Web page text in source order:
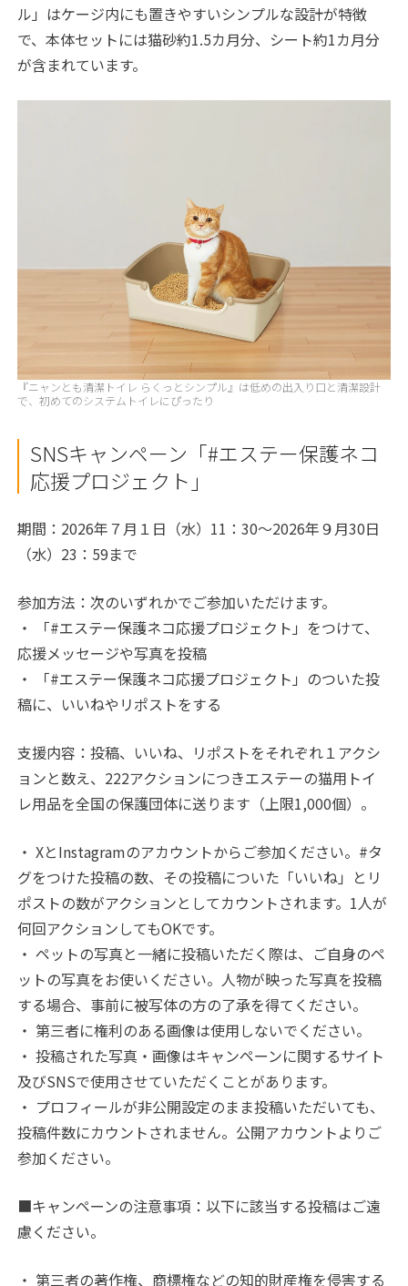
ル」はケージ内にも置きやすいシンプルな設計が特徴
で、本体セットには猫砂約1.5カ月分、シート約1カ月分
が含まれています。
『ニャンとも清潔トイレ らくっとシンプル』は低めの出入り口と清潔設計
で、初めてのシステムトイレにぴったり
SNSキャンペーン「#エステー保護ネコ
応援プロジェクト」
期間：2026年７月１日（水）11：30～2026年９月30日
（水）23：59まで
参加方法：次のいずれかでご参加いただけます。
・ 「#エステー保護ネコ応援プロジェクト」をつけて、
応援メッセージや写真を投稿
・ 「#エステー保護ネコ応援プロジェクト」のついた投
稿に、いいねやリポストをする
支援内容：投稿、いいね、リポストをそれぞれ１アクシ
ョンと数え、222アクションにつきエステーの猫用トイ
レ用品を全国の保護団体に送ります（上限1,000個）。
・ XとInstagramのアカウントからご参加ください。#タ
グをつけた投稿の数、その投稿についた「いいね」とリ
ポストの数がアクションとしてカウントされます。1人が
何回アクションしてもOKです。
・ ペットの写真と一緒に投稿いただく際は、ご自身のペ
ットの写真をお使いください。人物が映った写真を投稿
する場合、事前に被写体の方の了承を得てください。
・ 第三者に権利のある画像は使用しないでください。
・ 投稿された写真・画像はキャンペーンに関するサイト
及びSNSで使用させていただくことがあります。
・ プロフィールが非公開設定のまま投稿いただいても、
投稿件数にカウントされません。公開アカウントよりご
参加ください。
■キャンペーンの注意事項：以下に該当する投稿はご遠
慮ください。
・ 第三者の著作権、商標権などの知的財産権を侵害する